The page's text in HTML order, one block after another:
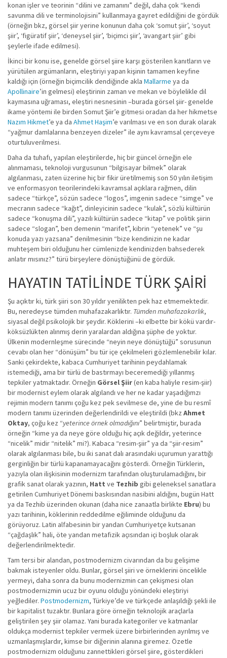
konan işler ve teorinin “dilini ve zamanını” değil, daha çok “kendi
savunma dili ve terminolojisini” kullanmaya gayret edildiğini de gördük
(örneğin bkz, görsel şiir yerine konunun daha çok ‘somut şiir’, ‘soyut
şiir’, ‘figüratif şiir’, ‘deneysel şiir’, ‘biçimci şiir’, ‘avangart şiir’ gibi
şeylerle ifade edilmesi).
İkinci bir konu ise, genelde görsel şiire karşı gösterilen kanıtların ve
yürütülen argümanların, eleştiriyi yapan kişinin tamamen keyfine
kaldığı için (örneğin biçimcilik dendiğinde akla Mallarme ya da
Apollinaire’in gelmesi) eleştirinin zaman ve mekan ve böylelikle dil
kaymasına uğraması, eleştiri nesnesinin –burada görsel şiir- genelde
ikame yöntemi ile birden Somut Şiir’e gitmesi oradan da her hikmetse
Nazım Hikmet’e ya da Ahmet Haşim’e varılması ve en son durak olarak
“yağmur damlalarına benzeyen dizeler” ile aynı kavramsal çerçeveye
oturtuluverilmesi.
Daha da tuhafı, yapılan eleştirilerde, hiç bir güncel örneğin ele
alınmaması, teknoloji vurgusunun “bilgisayar bilmek” olarak
algılanması, zaten üzerine hiç bir fikir üretilmemiş son 50 yılın iletişim
ve enformasyon teorilerindeki kavramsal açıklara rağmen, dilin
sadece “türkçe”, sözün sadece “logos”, imgenin sadece “simge” ve
mecranın sadece “kağıt”, dinleyicinin sadece “kulak”, sözlü kültürün
sadece “konuşma dili”, yazılı kültürün sadece “kitap” ve politik şiirin
sadece “slogan”, ben demenin “marifet”, kibrin “yetenek” ve “şu
konuda yazı yazsana” denilmesinin “bize kendinizin ne kadar
muhteşem biri olduğunu her cümlenizde kendinizden bahsederek
anlatır mısınız?” türü birşeylere dönüştüğünü de gördük.
HAYATIN TATİLİNDE TÜRK ŞAİRİ
Şu açıktır ki, türk şiiri son 30 yıldır yenilikten pek haz etmemektedir.
Bu, neredeyse tümden muhafazakarlıktır. Tümden muhafazakarlık,
siyasal değil psikolojik bir şeydir. Köklerini –ki elbette bir kökü vardır-
köksüzlükten alınmış derin yaralardan aldığına şüphe de yoktur.
Ülkenin modernleşme sürecinde “neyin neye dönüştüğü” sorusunun
cevabı olan her “dönüşüm” bu tür içe çekilmeleri gözlemlenebilir kılar.
Sanki çekirdekte, kabaca Cumhuriyet tarihinin peydahlamak
istemediği, ama bir türlü de bastırmayı beceremediği yıllanmış
tepkiler yatmaktadır. Örneğin Görsel Şiir(en kaba haliyle resim-şiir)
bir modernist eylem olarak algılandı ve her ne kadar yaşadığımzı
rejimin modern tanımı çoğu kez pek sevilmese de, yine de bu resmî
modern tanımı üzerinden değerlendirildi ve eleştirildi (bkz Ahmet
Oktay, çoğu kez “yeterince örnek olmadığını” belirtmiştir, burada
örneğin “kime ya da neye göre olduğu hiç açık değildir, yeterince
“nicelik” midir “nitelik” mi?). Kabaca “resim-şiir” ya da “şiir-resim”
olarak algılanması bile, bu iki sanat dalı arasındaki uçurumun yarattığı
gerginliğin bir türlü kapanamayacağını gösterdi. Örneğin Türklerin,
yazıyla olan ilişkisinin modernizm tarafından oluşturulamadığını, bir
grafik sanat olarak yazının, Hatt ve Tezhib gibi geleneksel sanatlara
getirilen Cumhuriyet Dönemi baskısından nasibini aldığını, bugün Hatt
ya da Tezhib üzerinden okunan (daha nice zanaatla birlikte Ebru) bu
yazı tarihinin, köklerinin reddedilme eğiliminde olduğunu da
görüyoruz. Latin alfabesinin bir yandan Cumhuriyetçe kutsanan
“çağdaşlık” hali, öte yandan metafizik açısından içi boşluk olarak
değerlendirilmektedir.
Tam tersi bir alandan, postmodernizm civarından da bu gelişime
bakmak isteyenler oldu. Bunlar, görsel şiiri ve örneklerini öncelikle
yermeyi, daha sonra da bunu modernizmin can çekişmesi olan
postmodernizmin ucuz bir oyunu olduğu yönündeki eleştiriyi
yeğlediler. Postmodernizm, Türkiye’de ve türkçede anlaşıldığı şekli ile
bir kapitalist tuzaktır. Bunlara göre örneğin teknolojik araçlarla
geliştirilen şey şiir olamaz. Yani burada kategoriler ve katmanlar
oldukça modernist tepkiler vermek üzere birbirlerinden ayrılmış ve
uzmanlaşmışlardır, kimse bir diğerinin alanına giremez. Özetle
postmodernizm olduğunu zannettikleri görsel şiire, gösterdikleri